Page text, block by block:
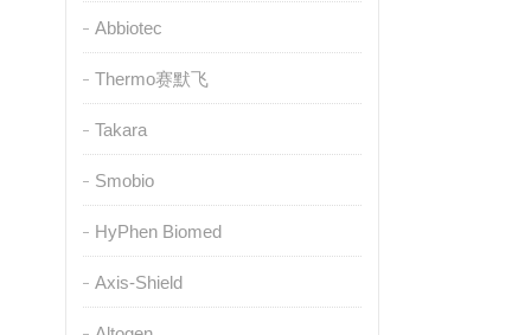
Abbiotec
Thermo赛默飞
Takara
Smobio
HyPhen Biomed
Axis-Shield